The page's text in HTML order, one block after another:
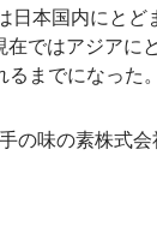
本国内にとど
ではアジアに
までになった。
の味の素株式